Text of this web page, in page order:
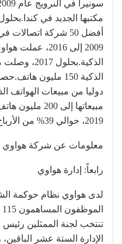
أفضل 50 شركة
2009 إلى 2016،
الذكية 150 مليون
مبيعاتها إلى
2019، حوالي 39% من الأرباح السنوية.
معلومات عن شركة هواوي
رابعاً: إدارة هواوي
لدى هواوي نظام حوكمة
تنتخب لجنة الممثلين
الإدارة الستة عشر